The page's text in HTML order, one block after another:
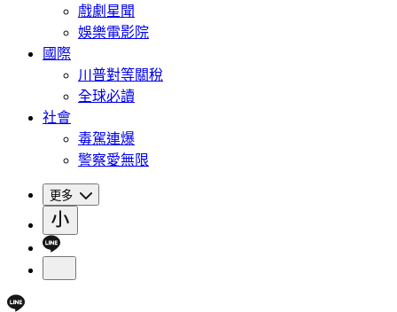
戲劇星聞
娛樂電影院
國際
川普對等關稅
全球必讀
社會
毒駕連爆
警察愛無限
更多